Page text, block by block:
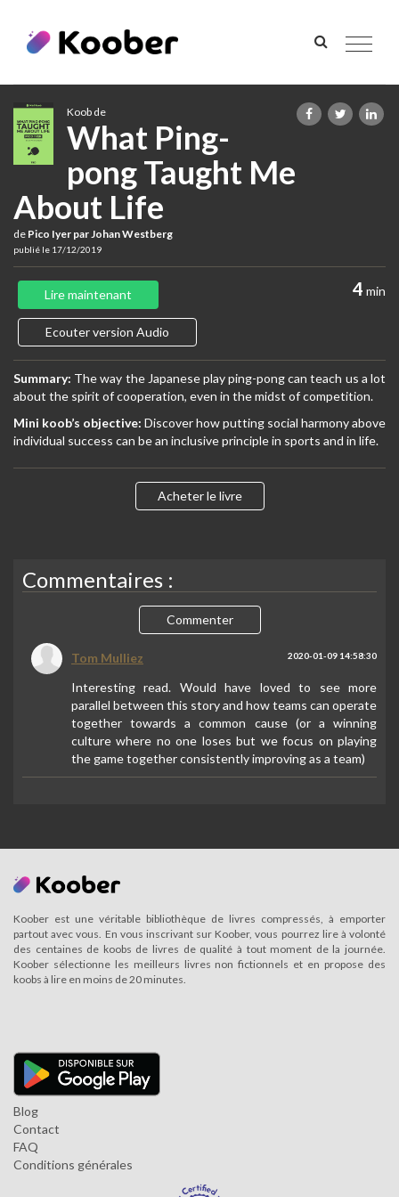
Toggle
Koob de
What Ping-
pong Taught Me
About Life
de Pico Iyer par Johan Westberg
publié le 17/12/2019
4 min
Lire maintenant
Ecouter version Audio
Summary: The way the Japanese play ping-pong can teach us a lot
about the spirit of cooperation, even in the midst of competition.
Mini koob’s objective: Discover how putting social harmony above
individual success can be an inclusive principle in sports and in life.
Acheter le livre
Commentaires :
Commenter
Tom Mulliez 2020-01-09 14:58:30
Interesting read. Would have loved to see more
parallel between this story and how teams can operate
together towards a common cause (or a winning
culture where no one loses but we focus on playing
the game together consistently improving as a team)
Koober est une véritable bibliothèque de livres compressés, à emporter
partout avec vous. En vous inscrivant sur Koober, vous pourrez lire à volonté
des centaines de koobs de livres de qualité à tout moment de la journée.
Koober sélectionne les meilleurs livres non fictionnels et en propose des
koobs à lire en moins de 20 minutes.
Blog
Contact
FAQ
Conditions générales